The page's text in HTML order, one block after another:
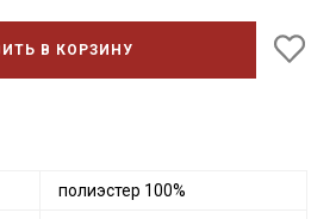
В КОРЗИНУ
полиэстер 100%